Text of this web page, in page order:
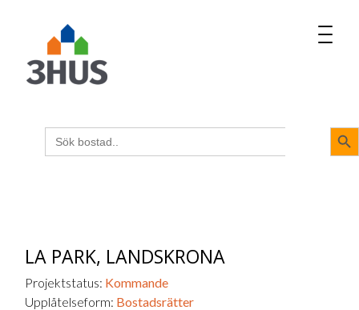
Sök
efter:
LA PARK, LANDSKRONA
Projektstatus: Kommande
Upplåtelseform: Bostadsrätter